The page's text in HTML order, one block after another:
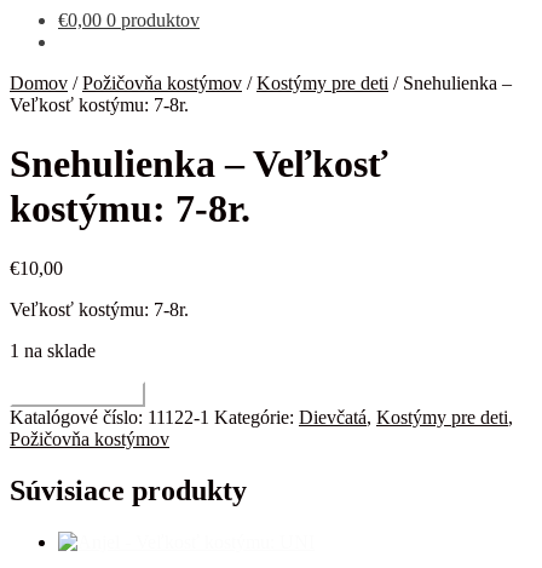
€0,00 0 produktov
Domov /Požičovňa kostýmov /Kostýmy pre deti / Snehulienka –
Veľkosť kostýmu: 7-8r.
Snehulienka – Veľkosť
kostýmu: 7-8r.
€10,00
Veľkosť kostýmu: 7-8r.
1 na sklade
Snehulienka
-
kostýmu:
7-
Katalógové číslo: 11122-1 Kategórie: Dievčatá, Kostýmy pre deti,
Požičovňa kostýmov
Súvisiace produkty